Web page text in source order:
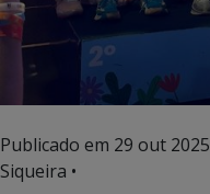
Publicado em 29 out 2025
Siqueira •